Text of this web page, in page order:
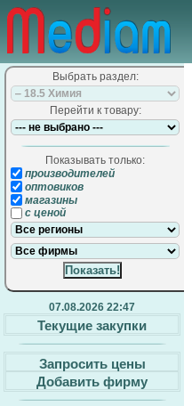
Выбрать раздел:
Перейти к товару:
Показывать только:
производителей
оптовиков
магазины
с ценой
07.08.2026 22:47
Текущие закупки
Запросить цены
Добавить фирму